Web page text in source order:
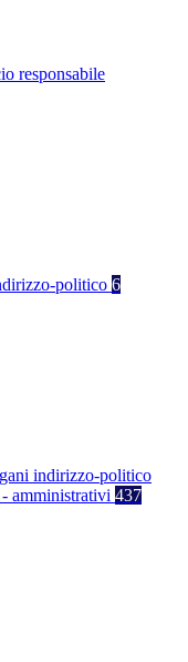
responsabile
politico 6
indirizzo-politico
amministrativi 437